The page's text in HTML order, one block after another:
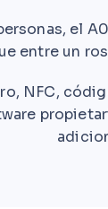
el
entre un
NFC,